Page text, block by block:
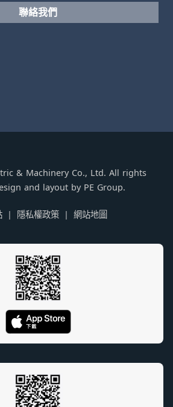
聯絡我們
& Machinery Co., Ltd. All rights
and layout by PE Group.
隱私權政策 網站地圖